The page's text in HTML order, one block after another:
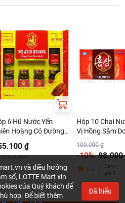
6 Hũ Nước Yến
Hoàng Có Đường
₫
20Lượt xem
Hộp 10 Chai
Vị Hồng Sâm
109.000 ₫
-10% 98.000
5.0
Đánh
giá
8
và điều hướng
số, LOTTE Mart xin
của Quý khách để
hợp. Để biết thêm
Đã hiểu